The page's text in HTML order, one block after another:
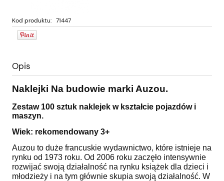
Kod produktu: 71447
Opis
Naklejki Na budowie marki Auzou.
Zestaw 100 sztuk naklejek w kształcie pojazdów i
maszyn.
Wiek: rekomendowany 3+
Auzou to duże francuskie wydawnictwo, które istnieje na
rynku od 1973 roku. Od 2006 roku zaczęło intensywnie
rozwijać swoją działalność na rynku książek dla dzieci i
młodzieży i na tym głównie skupia swoją działalność. W